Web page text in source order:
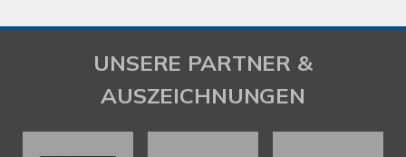
UNSERE PARTNER &
AUSZEICHNUNGEN